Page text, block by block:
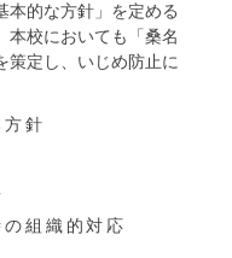
本的な方針」を定める
本校においても「桑名
策定し、いじめ防止に
針
組織的対応